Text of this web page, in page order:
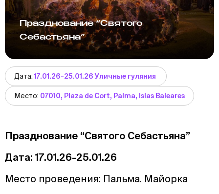
Празднование “Святого
Себастьяна”
Дата:17.01.26-25.01.26 Уличные гуляния
Место: 07010, Plaza de Cort, Palma, Islas Baleares
Празднование “Святого Себастьяна”
Дата: 17.01.26-25.01.26
Место проведения: Пальма. Майорка